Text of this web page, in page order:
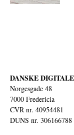
DANSKE
Norgesgade 48
7000 Fredericia
CVR nr. 40954481
DUNS nr. 306166788